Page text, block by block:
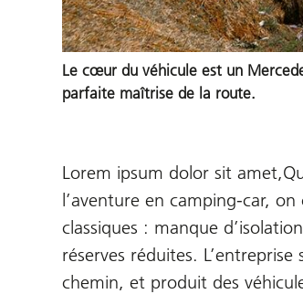
Le cœur du véhicule est un
parfaite maîtrise de la route.
Lorem ipsum dolor sit
l’aventure en camping-car,
classiques : manque
réserves réduites.
chemin, et produit des